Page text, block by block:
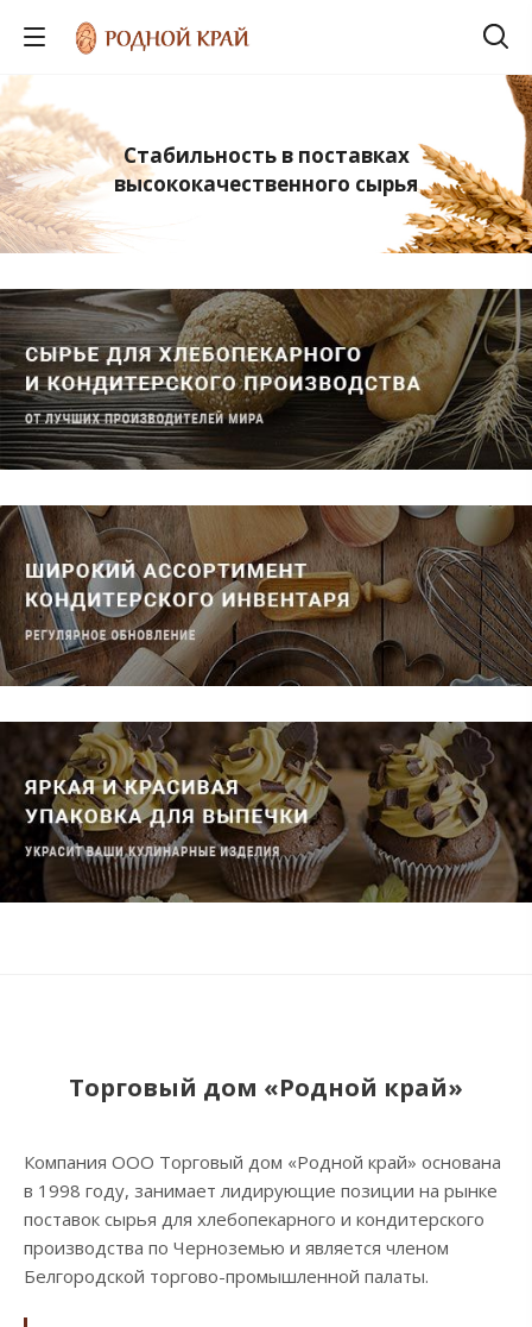
Стабильность в поставках
высококачественного сырья
Торговый дом «Родной край»
Компания ООО Торговый дом «Родной край» основана
в 1998 году, занимает лидирующие позиции на рынке
поставок сырья для хлебопекарного и кондитерского
производства по Черноземью и является членом
Белгородской торгово-промышленной палаты.